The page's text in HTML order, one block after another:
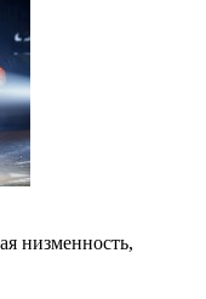
низменность,